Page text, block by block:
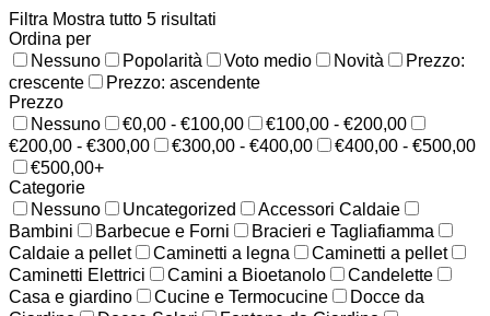
Filtra Mostra tutto 5 risultati
Ordina per
Nessuno
Popolarità Voto medio Novità
Prezzo:
crescente
Prezzo: ascendente
Prezzo
Nessuno
€0,00 - €100,00
€100,00 - €200,00
€200,00 - €300,00
€300,00 - €400,00
€400,00 - €500,00
€500,00+
Categorie
Nessuno
Uncategorized
Accessori Caldaie
Bambini
Barbecue e Forni
Bracieri e Tagliafiamma
Caldaie a pellet
Caminetti a legna
Caminetti a pellet
Caminetti Elettrici
Camini a Bioetanolo
Candelette
Casa e giardino
Cucine e Termocucine
Docce da